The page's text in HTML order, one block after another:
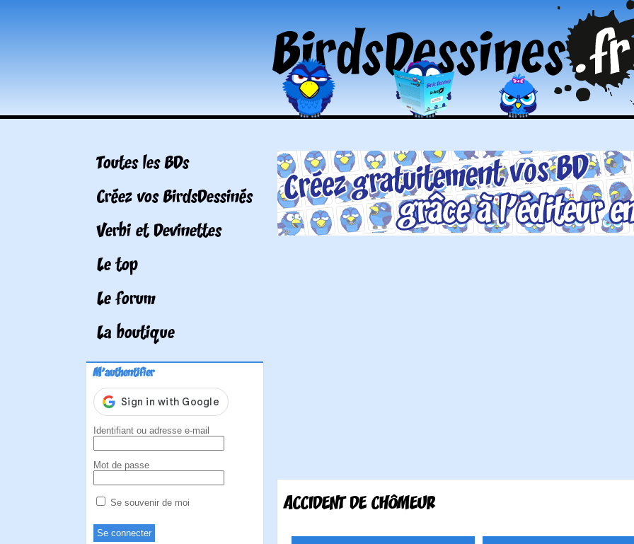
Toutes les BDs
Créez vos BirdsDessinés
Verbi et Devinettes
Le top
Le forum
La boutique
M'authentifier
Identifiant ou adresse e-mail
Mot de passe
Se souvenir de moi ACCIDENT DE CHÔMEUR